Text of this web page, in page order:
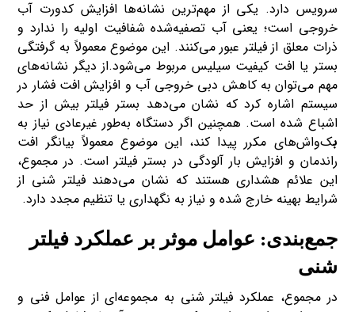
سرویس دارد. یکی از مهم‌ترین نشانه‌ها افزایش کدورت آب
خروجی است؛ یعنی آب تصفیه‌شده شفافیت اولیه را ندارد و
ذرات معلق از فیلتر عبور می‌کنند. این موضوع معمولاً به گرفتگی
بستر یا افت کیفیت سیلیس مربوط می‌شود.از دیگر نشانه‌های
مهم می‌توان به کاهش دبی خروجی آب و افزایش افت فشار در
سیستم اشاره کرد که نشان می‌دهد بستر فیلتر بیش از حد
اشباع شده است. همچنین اگر دستگاه به‌طور غیرعادی نیاز به
بک‌واش‌های مکرر پیدا کند، این موضوع معمولاً بیانگر افت
راندمان و افزایش بار آلودگی در بستر فیلتر است. در مجموع،
این علائم هشداری هستند که نشان می‌دهند فیلتر شنی از
شرایط بهینه خارج شده و نیاز به نگهداری یا تنظیم مجدد دارد.
جمع‌بندی: عوامل موثر بر عملکرد فیلتر
شنی
در مجموع، عملکرد فیلتر شنی به مجموعه‌ای از عوامل فنی و